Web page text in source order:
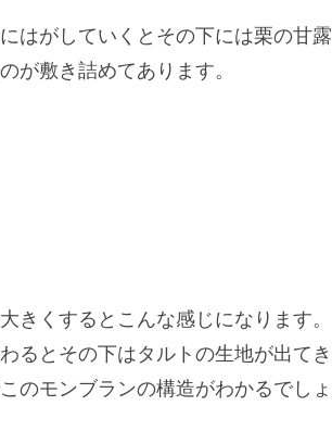
はがしていくとその下には栗の甘露
が敷き詰めてあります。
きくするとこんな感じになります。
るとその下はタルトの生地が出てき
のモンブランの構造がわかるでしょ